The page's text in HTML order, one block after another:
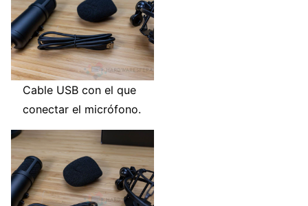
Cable USB con el que
conectar el micrófono.